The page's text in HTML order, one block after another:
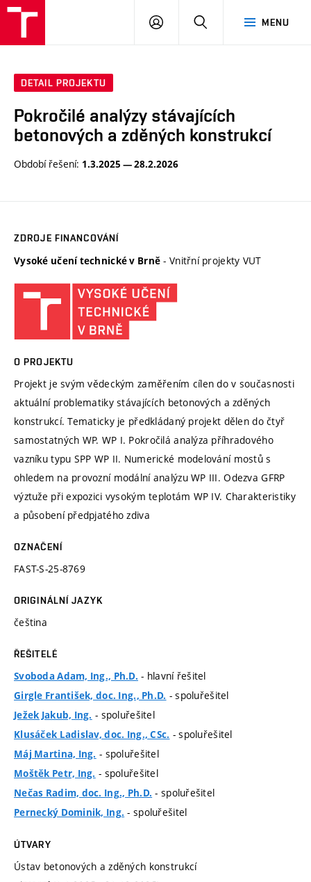
MENU
PŘIHLÁSIT
DETAIL PROJEKTU
Pokročilé analýzy stávajících
betonových a zděných konstrukcí
Období řešení: 1.3.2025 — 28.2.2026
ZDROJE FINANCOVÁNÍ
Vysoké učení technické v Brně - Vnitřní projekty VUT
O PROJEKTU
Projekt je svým vědeckým zaměřením cílen do v současnosti
aktuální problematiky stávajících betonových a zděných
konstrukcí. Tematicky je předkládaný projekt dělen do čtyř
samostatných WP. WP I. Pokročilá analýza příhradového
vazníku typu SPP WP II. Numerické modelování mostů s
ohledem na provozní modální analýzu WP III. Odezva GFRP
výztuže při expozici vysokým teplotám WP IV. Charakteristiky
a působení předpjatého zdiva
OZNAČENÍ
FAST-S-25-8769
ORIGINÁLNÍ JAZYK
čeština
ŘEŠITELÉ
Svoboda Adam, Ing., Ph.D. - hlavní řešitel
Girgle František, doc. Ing., Ph.D. - spoluřešitel
Ježek Jakub, Ing. - spoluřešitel
Klusáček Ladislav, doc. Ing., CSc. - spoluřešitel
Máj Martina, Ing. - spoluřešitel
Moštěk Petr, Ing. - spoluřešitel
Nečas Radim, doc. Ing., Ph.D. - spoluřešitel
Pernecký Dominik, Ing. - spoluřešitel
ÚTVARY
Ústav betonových a zděných konstrukcí